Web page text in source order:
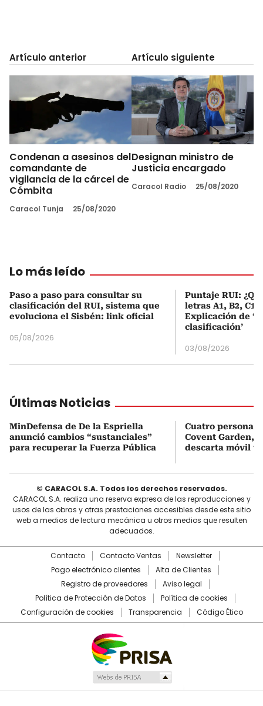
Artículo anterior
Condenan a asesinos del
comandante de
vigilancia de la cárcel de
Cómbita
Caracol Tunja 25/08/2020
Artículo siguiente
Designan ministro de
Justicia encargado
Caracol Radio 25/08/2020
Lo más leído
Paso a paso para consultar su
clasificación del RUI, sistema que
evoluciona el Sisbén: link oficial
05/08/2026
Puntaje RUI:
letras A1, B2, C1
Explicación de
clasificación’
03/08/2026
Últimas Noticias
MinDefensa de De la Espriella
anunció cambios “sustanciales”
para recuperar la Fuerza Pública
Cuatro personas
Covent Garden,
descarta móvil
© CARACOL S.A. Todos los derechos reservados.
CARACOL S.A. realiza una reserva expresa de las reproducciones y
usos de las obras y otras prestaciones accesibles desde este sitio
web a medios de lectura mecánica u otros medios que resulten
adecuados.
Contacto Contacto Ventas
Newsletter
Pago electrónico clientes
Alta de Clientes
Registro de proveedores
Aviso legal
Política de Protección de Datos
Política de cookies
Configuración de cookies
Transparencia Código Ético